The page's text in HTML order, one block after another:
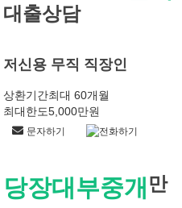
대출상담
저신용 무직 직장인
상환기간최대 60개월
최대한도5,000만원
문자하기 전화하기
당장대부중개 만